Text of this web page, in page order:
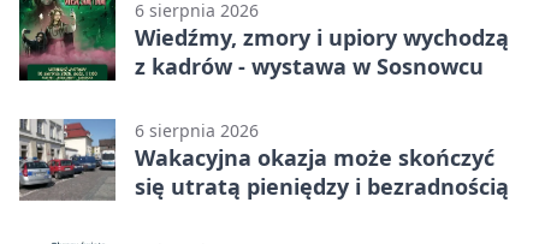
6 sierpnia 2026
Wiedźmy, zmory i upiory wychodzą
z kadrów - wystawa w Sosnowcu
6 sierpnia 2026
Wakacyjna okazja może skończyć
się utratą pieniędzy i bezradnością